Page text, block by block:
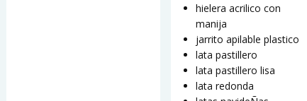
hielera acrilico con
manija
jarrito apilable plastico
lata pastillero
lata pastillero lisa
lata redonda